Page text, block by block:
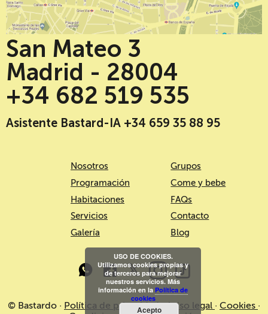
San Mateo 3
Madrid - 28004
+34 682 519 535
Asistente Bastard-IA +34 659 35 88 95
Nosotros
Programación
Habitaciones
Servicios
Galería
Grupos
Come y bebe
FAQs
Contacto
Blog
© Bastardo · Política de privacidad·Aviso legal · Cookies ·
USO DE COOKIES.
Utilizamos cookies propias y
de terceros para mejorar
nuestros servicios. Más
información en la Política de
cookies
Acepto